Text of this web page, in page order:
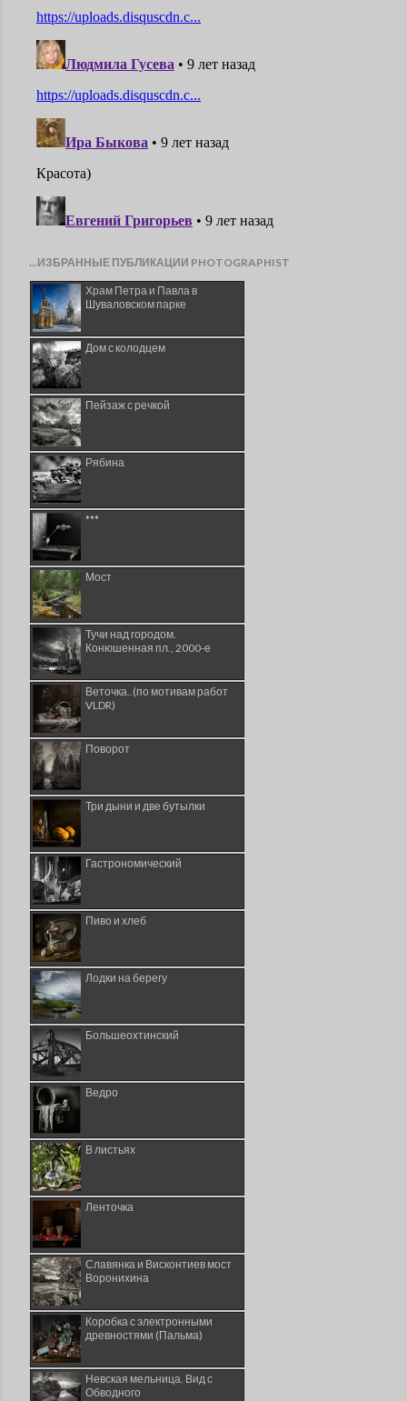
...ИЗБРАННЫЕ ПУБЛИКАЦИИ PHOTOGRAPHIST
Храм Петра и Павла в
Шуваловском парке
Дом с колодцем
Пейзаж с речкой
Рябина
***
Мост
Тучи над городом.
Конюшенная пл., 2000-е
Веточка..(по мотивам работ
VLDR)
Поворот
Три дыни и две бутылки
Гастрономический
Пиво и хлеб
Лодки на берегу
Большеохтинский
Ведро
В листьях
Ленточка
Славянка и Висконтиев мост
Воронихина
Коробка с электронными
древностями (Пальма)
Невская мельница. Вид с
Обводного